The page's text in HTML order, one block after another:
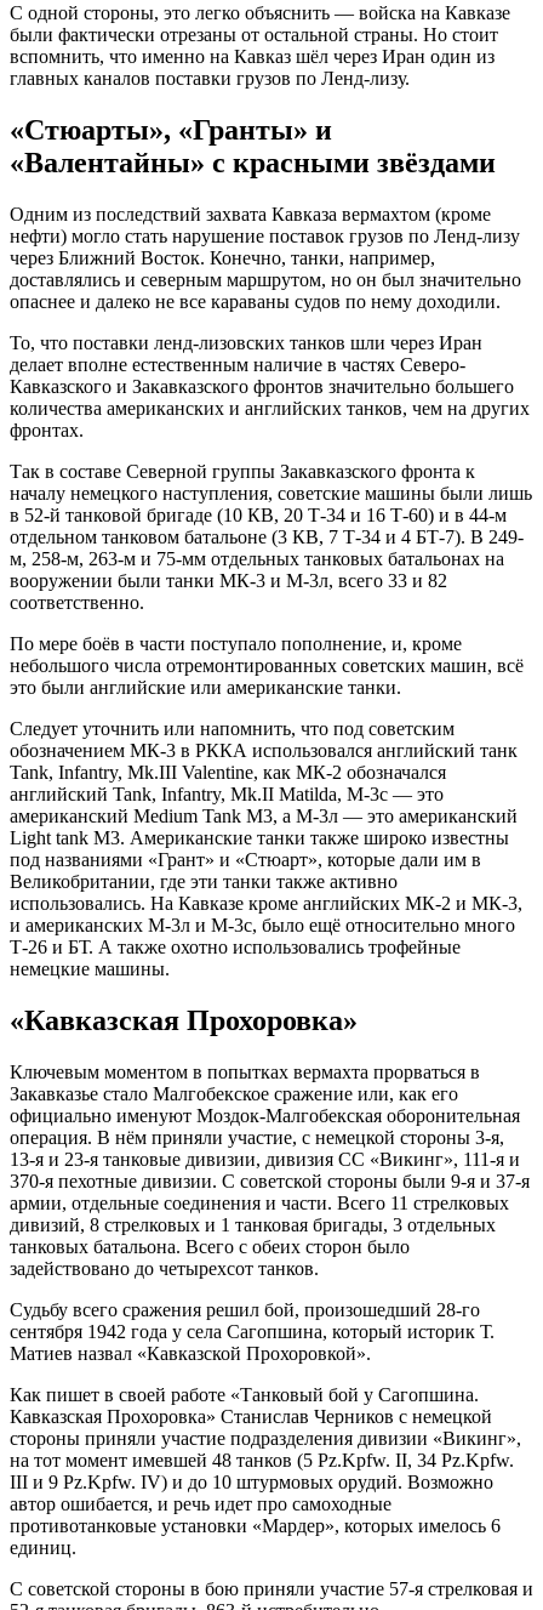
С одной стороны, это легко объяснить — войска на Кавказе
были фактически отрезаны от остальной страны. Но стоит
вспомнить, что именно на Кавказ шёл через Иран один из
главных каналов поставки грузов по Ленд-лизу.
«Стюарты», «Гранты» и
«Валентайны» с красными звёздами
Одним из последствий захвата Кавказа вермахтом (кроме
нефти) могло стать нарушение поставок грузов по Ленд-лизу
через Ближний Восток. Конечно, танки, например,
доставлялись и северным маршрутом, но он был значительно
опаснее и далеко не все караваны судов по нему доходили.
То, что поставки ленд-лизовских танков шли через Иран
делает вполне естественным наличие в частях Северо-
Кавказского и Закавказского фронтов значительно большего
количества американских и английских танков, чем на других
фронтах.
Так в составе Северной группы Закавказского фронта к
началу немецкого наступления, советские машины были лишь
в 52-й танковой бригаде (10 КВ, 20 Т-34 и 16 Т-60) и в 44-м
отдельном танковом батальоне (3 КВ, 7 Т-34 и 4 БТ-7). В 249-
м, 258-м, 263-м и 75-мм отдельных танковых батальонах на
вооружении были танки МК-3 и М-3л, всего 33 и 82
соответственно.
По мере боёв в части поступало пополнение, и, кроме
небольшого числа отремонтированных советских машин, всё
это были английские или американские танки.
Следует уточнить или напомнить, что под советским
обозначением МК-3 в РККА использовался английский танк
Tank, Infantry, Mk.III Valentine, как МК-2 обозначался
английский Tank, Infantry, Mk.II Matilda, М-3с — это
американский Medium Tank M3, а М-3л — это американский
Light tank M3. Американские танки также широко известны
под названиями «Грант» и «Стюарт», которые дали им в
Великобритании, где эти танки также активно
использовались. На Кавказе кроме английских МК-2 и МК-3,
и американских М-3л и М-3с, было ещё относительно много
Т-26 и БТ. А также охотно использовались трофейные
немецкие машины.
«Кавказская Прохоровка»
Ключевым моментом в попытках вермахта прорваться в
Закавказье стало Малгобекское сражение или, как его
официально именуют Моздок-Малгобекская оборонительная
операция. В нём приняли участие, с немецкой стороны 3-я,
13-я и 23-я танковые дивизии, дивизия СС «Викинг», 111-я и
370-я пехотные дивизии. С советской стороны были 9-я и 37-я
армии, отдельные соединения и части. Всего 11 стрелковых
дивизий, 8 стрелковых и 1 танковая бригады, 3 отдельных
танковых батальона. Всего с обеих сторон было
задействовано до четырехсот танков.
Судьбу всего сражения решил бой, произошедший 28-го
сентября 1942 года у села Сагопшина, который историк Т.
Матиев назвал «Кавказской Прохоровкой».
Как пишет в своей работе «Танковый бой у Сагопшина.
Кавказская Прохоровка» Станислав Черников с немецкой
стороны приняли участие подразделения дивизии «Викинг»,
на тот момент имевшей 48 танков (5 Pz.Kpfw. II, 34 Pz.Kpfw.
III и 9 Pz.Kpfw. IV) и до 10 штурмовых орудий. Возможно
автор ошибается, и речь идет про самоходные
противотанковые установки «Мардер», которых имелось 6
единиц.
С советской стороны в бою приняли участие 57-я стрелковая и